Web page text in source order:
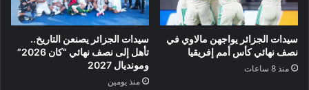
سيدات الجزائر يواجهن مالاوي في
نصف نهائي كأس أمم إفريقيا
منذ 8 ساعات
سيدات الجزائر يصنعن التاريخ..
تأهل إلى نصف نهائي “كان 2026”
ومونديال 2027
منذ يومين